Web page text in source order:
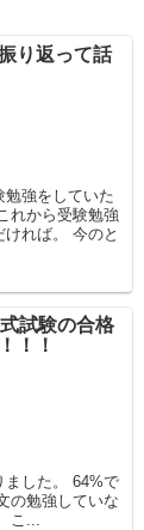
り返って話
勉強をしていた
れから受験勉強
れば。 今のと
試験の合格
！！
ました。 64%で
の勉強していな
こ...